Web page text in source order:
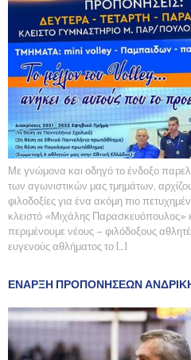
Με γνώμονα και οδηγό το ένδοξο
των αγωνιστικών μας τμημάτων,
φιλοδοξίες για ένα ακόμη πιο
κλειστό «Μιχάλης Παρασκευόπουλος»
περιμένουμε νέους – φιλόδοξους
ευγενούς αθλήματος το […]
ΕΝΑΡΞΗ ΠΡΟΠΟΝΗΣΕΩΝ